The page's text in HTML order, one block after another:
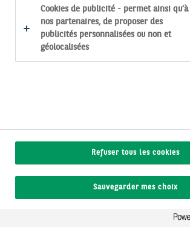
d'un monde plus juste et durable en
choisissant d’investir dans des
supports de placement conciliant
recherche de performances
financières et enjeux sociaux et/ou
environnementaux comme par
Cookies de publicité - permet ainsi qu’à
nos partenaires, de proposer des
publicités personnalisées ou non et
géolocalisées
Refuser tous les cookies
Sauvegarder mes choix